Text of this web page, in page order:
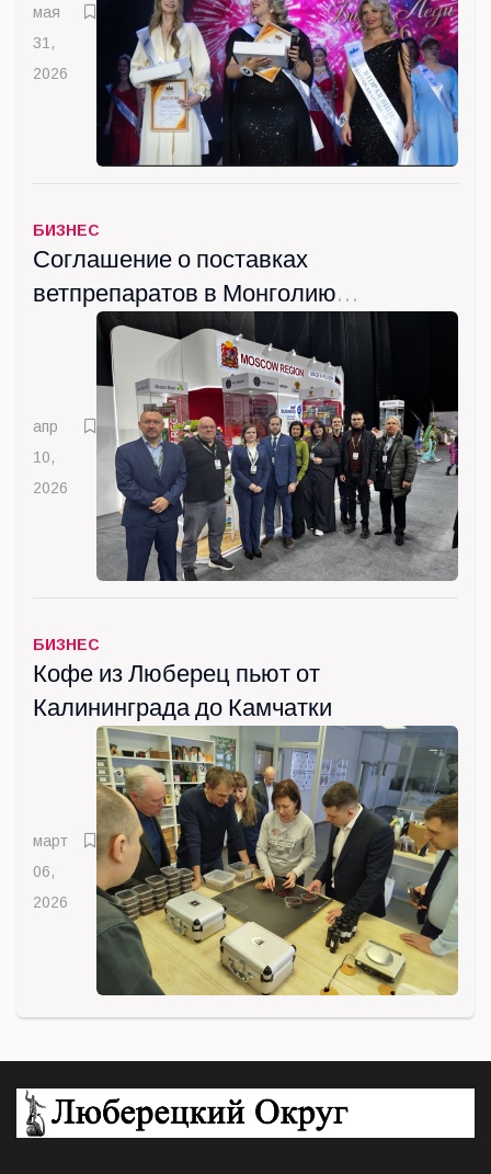
мая
31,
2026
БИЗНЕС
Соглашение о поставках
ветпрепаратов в Монголию
подписала Госкомпания
"ВИК" из Люберец
апр
10,
2026
БИЗНЕС
Кофе из Люберец пьют от
Калининграда до Камчатки
март
06,
2026